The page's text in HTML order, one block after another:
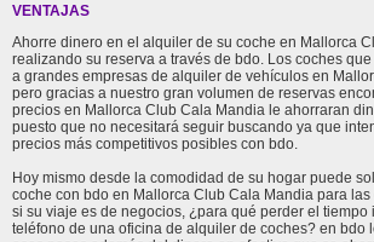
VENTAJAS
Ahorre dinero en el alquiler de su coche en Mallorca
realizando su reserva a través de bdo. Los coches
a grandes empresas de alquiler de vehículos en
pero gracias a nuestro gran volumen de reservas
precios en Mallorca Club Cala Mandia le ahorraran
puesto que no necesitará seguir buscando ya que
precios más competitivos posibles con bdo.
Hoy mismo desde la comodidad de su hogar puede
coche con bdo en Mallorca Club Cala Mandia para
si su viaje es de negocios, ¿para qué perder el tiempo
teléfono de una oficina de alquiler de coches? en bdo